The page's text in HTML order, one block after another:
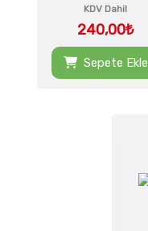
KDV Dahil
240,00₺
Sepete Ekle